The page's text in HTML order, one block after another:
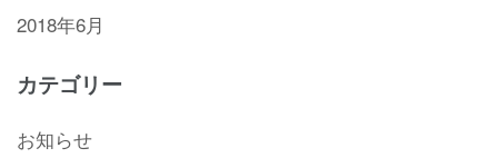
2018年6月
カテゴリー
お知らせ